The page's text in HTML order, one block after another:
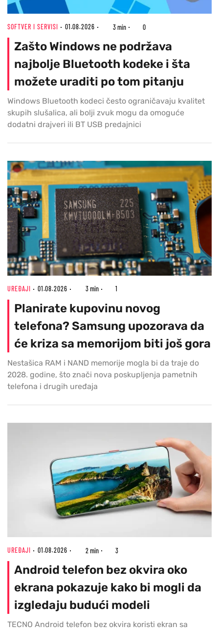
SOFTVER I SERVISI 01.08.2026 3 min 0
Zašto Windows ne podržava
najbolje Bluetooth kodeke i šta
možete uraditi po tom pitanju
Windows Bluetooth kodeci često ograničavaju kvalitet
skupih slušalica, ali bolji zvuk mogu da omoguće
dodatni drajveri ili BT USB predajnici
UREĐAJI 01.08.2026 3 min 1
Planirate kupovinu novog
telefona? Samsung upozorava da
će kriza sa memorijom biti još gora
Nestašica RAM i NAND memorije mogla bi da traje do
2028. godine, što znači nova poskupljenja pametnih
telefona i drugih uređaja
UREĐAJI 01.08.2026 2 min 3
Android telefon bez okvira oko
ekrana pokazuje kako bi mogli da
izgledaju budući modeli
TECNO Android telefon bez okvira koristi ekran sa